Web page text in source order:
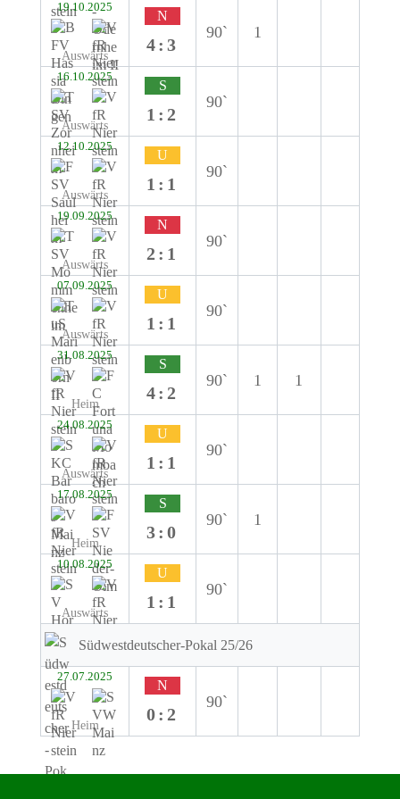
19.10.2025
Auswärts
N
4:3
90` 1
16.10.2025
Auswärts
S
1:2
90`
12.10.2025
Auswärts
U
1:1
90`
19.09.2025
Auswärts
N
2:1
90`
07.09.2025
Auswärts
U
1:1
90`
31.08.2025
Heim
S
4:2
90` 1 1
24.08.2025
Auswärts
U
1:1
90`
17.08.2025
Heim
S
3:0
90` 1
10.08.2025
Auswärts
U
1:1
90`
Südwestdeutscher-Pokal 25/26
27.07.2025
Heim
N
0:2
90`